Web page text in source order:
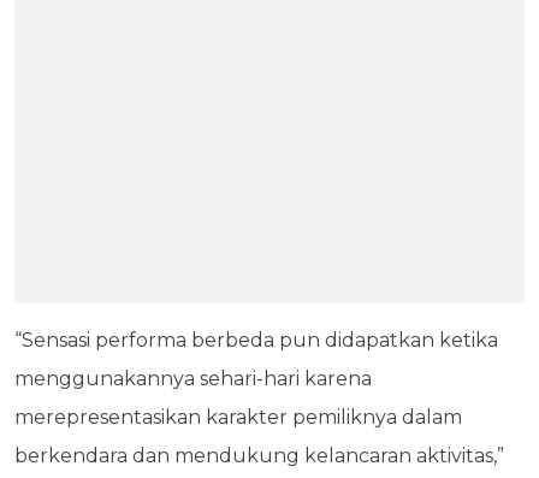
“Sensasi performa berbeda pun didapatkan ketika
menggunakannya sehari-hari karena
merepresentasikan karakter pemiliknya dalam
berkendara dan mendukung kelancaran aktivitas,”